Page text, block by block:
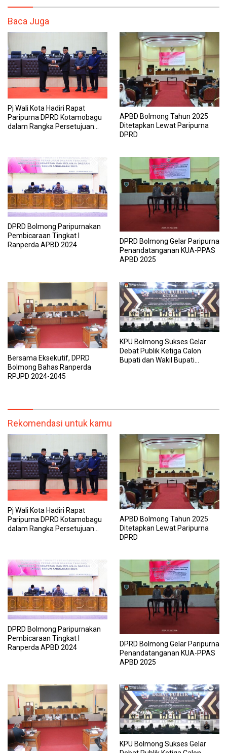
Baca Juga
Pj Wali Kota Hadiri Rapat
Paripurna DPRD Kotamobagu
dalam Rangka Persetujuan
APBD Bolmong Tahun 2025
Ditetapkan Lewat Paripurna
DPRD
DPRD Bolmong Paripurnakan
Pembicaraan Tingkat I
Ranperda APBD 2024
DPRD Bolmong Gelar Paripurna
Penandatanganan KUA-PPAS
APBD 2025
Bersama Eksekutif, DPRD
Bolmong Bahas Ranperda
RPJPD 2024-2045
KPU Bolmong Sukses Gelar
Debat Publik Ketiga Calon
Bupati dan Wakil Bupati
Rekomendasi untuk kamu
Pj Wali Kota Hadiri Rapat
Paripurna DPRD Kotamobagu
dalam Rangka Persetujuan
APBD Bolmong Tahun 2025
Ditetapkan Lewat Paripurna
DPRD
DPRD Bolmong Paripurnakan
Pembicaraan Tingkat I
Ranperda APBD 2024
DPRD Bolmong Gelar Paripurna
Penandatanganan KUA-PPAS
APBD 2025
KPU Bolmong Sukses Gelar